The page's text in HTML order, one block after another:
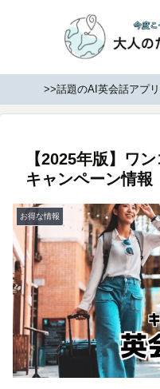
>>話題のAI英会話アプ
【2025年版】ワ
キャンペーン情報
お得な情報